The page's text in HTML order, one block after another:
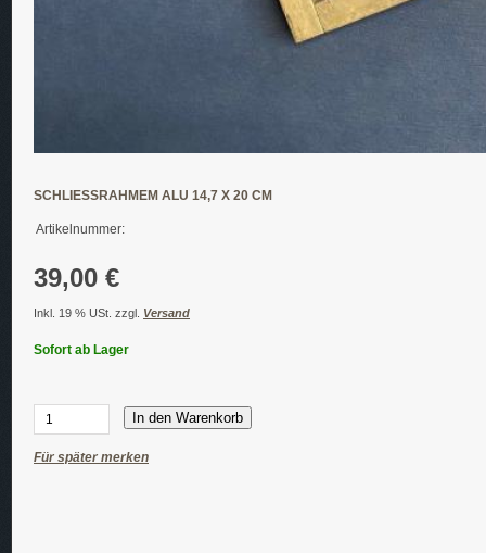
SCHLIESSRAHMEM ALU 14,7 X 20 CM
Artikelnummer:
39,00 €
Inkl. 19 % USt. zzgl. Versand
Sofort ab Lager
In den Warenkorb
Für später merken